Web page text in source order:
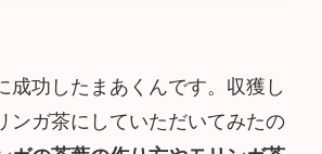
成功したまあくんです。収獲し
ンガ茶にしていただいてみたの